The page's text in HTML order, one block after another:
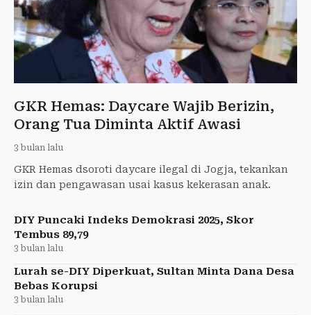
GKR Hemas: Daycare Wajib Berizin,
Orang Tua Diminta Aktif Awasi
3 bulan lalu
GKR Hemas dsoroti daycare ilegal di Jogja, tekankan
izin dan pengawasan usai kasus kekerasan anak.
DIY Puncaki Indeks Demokrasi 2025, Skor
Tembus 89,79
3 bulan lalu
Lurah se-DIY Diperkuat, Sultan Minta Dana Desa
Bebas Korupsi
3 bulan lalu